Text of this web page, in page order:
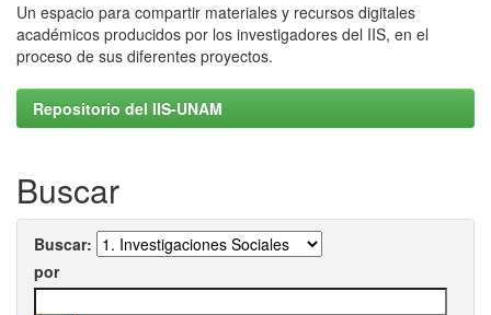
Un espacio para compartir materiales y recursos digitales
académicos producidos por los investigadores del IIS, en el
proceso de sus diferentes proyectos.
Repositorio del IIS-UNAM
Buscar
Buscar:
por